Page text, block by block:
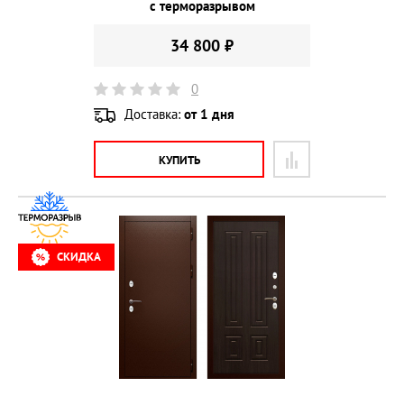
с терморазрывом
34 800 ₽
0
Доставка: от 1 дня
КУПИТЬ
СКИДКА